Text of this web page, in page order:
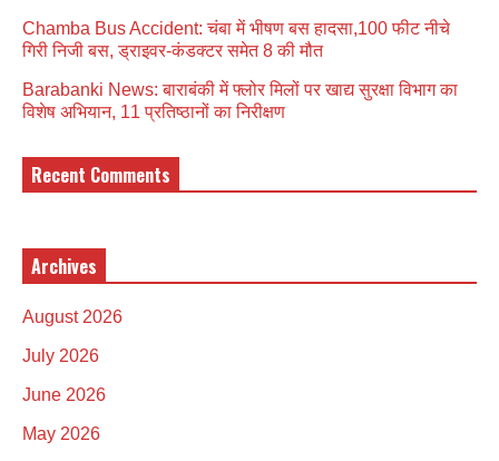
Chamba Bus Accident: चंबा में भीषण बस हादसा,100 फीट नीचे
गिरी निजी बस, ड्राइवर-कंडक्टर समेत 8 की मौत
Barabanki News: बाराबंकी में फ्लोर मिलों पर खाद्य सुरक्षा विभाग का
विशेष अभियान, 11 प्रतिष्ठानों का निरीक्षण
Recent Comments
Archives
August 2026
July 2026
June 2026
May 2026